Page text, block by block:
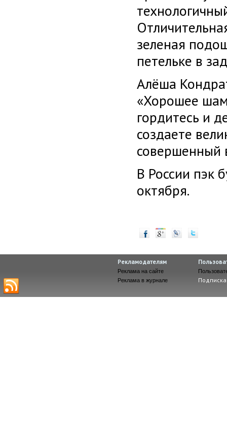
зеленая
петельке в
Алёша
«Хорошее
гордитесь и
создаете
совершенный
В России пэк
октября.
Рекламодателям
Реклама на сайте
Реклама в журнале